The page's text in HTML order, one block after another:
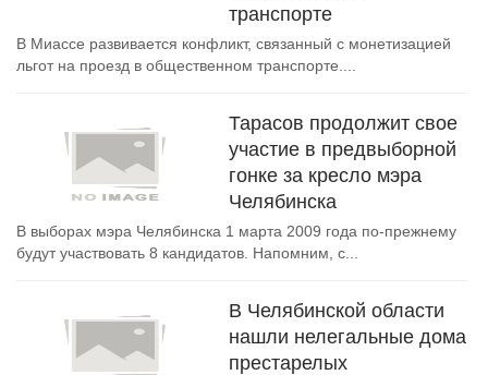
транспорте
В Миассе развивается конфликт, связанный с монетизацией
льгот на проезд в общественном транспорте....
Тарасов продолжит свое
участие в предвыборной
гонке за кресло мэра
Челябинска
В выборах мэра Челябинска 1 марта 2009 года по-прежнему
будут участвовать 8 кандидатов. Напомним, с...
В Челябинской области
нашли нелегальные дома
престарелых